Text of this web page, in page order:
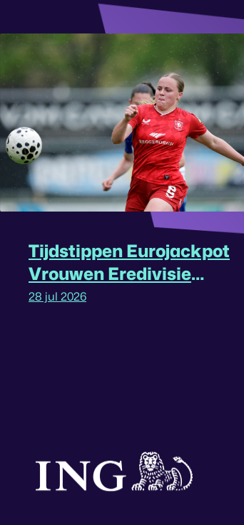
Tijdstippen Eurojackpot
Vrouwen Eredivisie
omgedraaid
28 jul 2026